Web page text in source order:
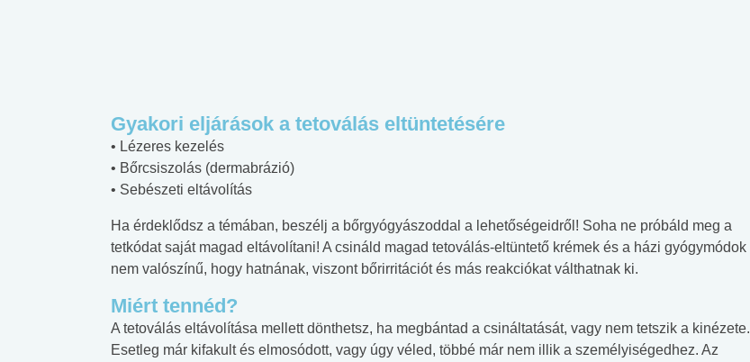
Gyakori eljárások a tetoválás eltüntetésére
• Lézeres kezelés
• Bőrcsiszolás (dermabrázió)
• Sebészeti eltávolítás
Ha érdeklődsz a témában, beszélj a bőrgyógyászoddal a lehetőségeidről! Soha ne próbáld meg a
tetkódat saját magad eltávolítani! A csináld magad tetoválás-eltüntető krémek és a házi gyógymódok
nem valószínű, hogy hatnának, viszont bőrirritációt és más reakciókat válthatnak ki.
Miért tennéd?
A tetoválás eltávolítása mellett dönthetsz, ha megbántad a csináltatását, vagy nem tetszik a kinézete.
Esetleg már kifakult és elmosódott, vagy úgy véled, többé már nem illik a személyiségedhez. Az